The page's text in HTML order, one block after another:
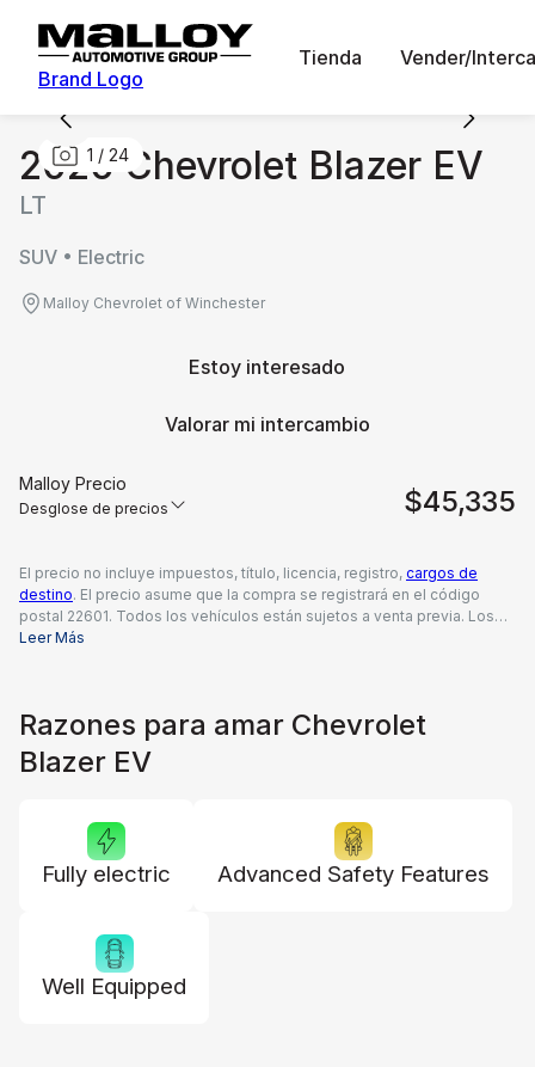
Brand Logo
Tienda Vender/
1 / 24
2026 Chevrolet Blazer EV
LT
SUV • Electric
Malloy Chevrolet of Winchester
Estoy interesado
Valorar mi intercambio
Malloy Precio
Desglose de precios $45,335
El precio no incluye impuestos, título, licencia, registro, cargos de
destino. El precio asume que la compra se registrará en el código
postal 22601. Todos los vehículos están sujetos a venta previa. Los
precios incluyen una tarifa de documentación del concesionario de
ofertas especiales de financiamiento. Los precios reales del
concesionario pueden variar.
Leer Más
Razones para amar Chevrolet
Blazer EV
Fully electric Advanced Safety Features
Well Equipped